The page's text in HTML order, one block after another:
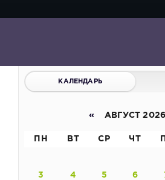
КАЛЕНДАРЬ
« АВГУСТ
ПН ВТ СР ЧТ
3 4 5 6